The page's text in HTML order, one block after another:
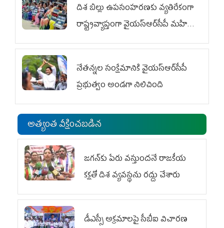
దిశ బిల్లు ఉపసంహరణకు వ్యతిరేకంగా
రాష్ట్రవ్యాప్తంగా వైయ‌స్ఆర్‌సీపీ మహిళా
విభాగం ఆందోళనలు
నేతన్నల సంక్షేమానికి వైయ‌స్ఆర్‌సీపీ
ప్రభుత్వం అండగా నిలిచింది
అత్యంత వీక్షించబడిన
జగన్‌కు పేరు వస్తుందనే రాజకీయ
కక్షతో దిశ వ్య‌వ‌స్థ‌ను రద్దు చేశారు
డీఎస్సీ అక్రమాలపై సీబీఐ విచారణ